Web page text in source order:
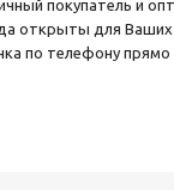
покупатель и
открыты для Ваших
по телефону прямо